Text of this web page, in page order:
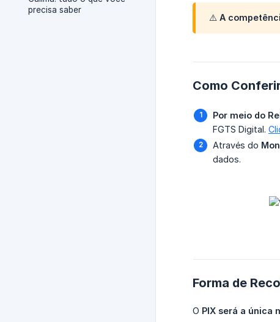
precisa saber
⚠️ A
Como
Por meio do
FGTS Digital.
Através do
dados.
Forma de
O PIX será a única